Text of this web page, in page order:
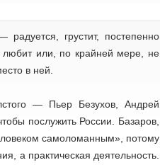
грустит, постепенно
любит или, по крайней мере, не
в ней.
— Пьер Безухов, Андрей
послужить России. Базаров,
самоломанным», потому
а практическая деятельность.